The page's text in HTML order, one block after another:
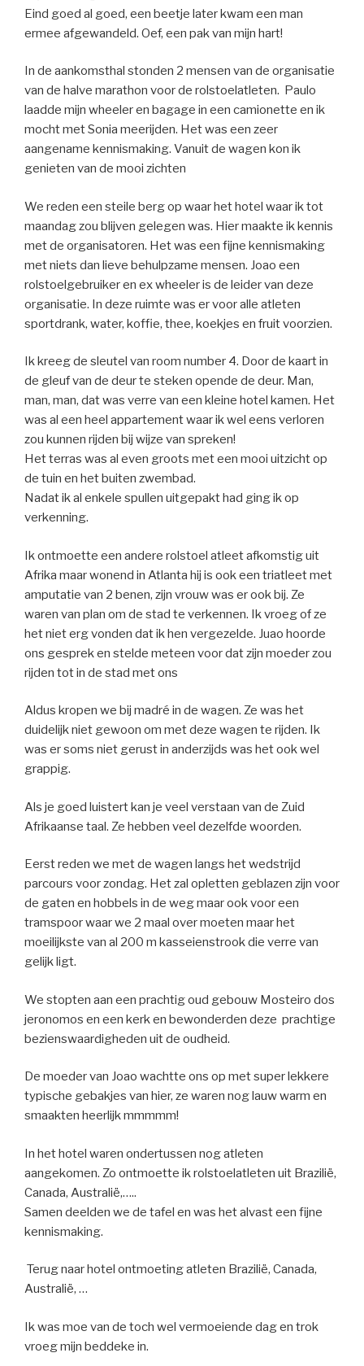
Eind goed al goed, een beetje later kwam een man
ermee afgewandeld. Oef, een pak van mijn hart!
In de aankomsthal stonden 2 mensen van de organisatie
van de halve marathon voor de rolstoelatleten. Paulo
laadde mijn wheeler en bagage in een camionette en ik
mocht met Sonia meerijden. Het was een zeer
aangename kennismaking. Vanuit de wagen kon ik
genieten van de mooi zichten
We reden een steile berg op waar het hotel waar ik tot
maandag zou blijven gelegen was. Hier maakte ik kennis
met de organisatoren. Het was een fijne kennismaking
met niets dan lieve behulpzame mensen. Joao een
rolstoelgebruiker en ex wheeler is de leider van deze
organisatie. In deze ruimte was er voor alle atleten
sportdrank, water, koffie, thee, koekjes en fruit voorzien.
Ik kreeg de sleutel van room number 4. Door de kaart in
de gleuf van de deur te steken opende de deur. Man,
man, man, dat was verre van een kleine hotel kamen. Het
was al een heel appartement waar ik wel eens verloren
zou kunnen rijden bij wijze van spreken!
Het terras was al even groots met een mooi uitzicht op
de tuin en het buiten zwembad.
Nadat ik al enkele spullen uitgepakt had ging ik op
verkenning.
Ik ontmoette een andere rolstoel atleet afkomstig uit
Afrika maar wonend in Atlanta hij is ook een triatleet met
amputatie van 2 benen, zijn vrouw was er ook bij. Ze
waren van plan om de stad te verkennen. Ik vroeg of ze
het niet erg vonden dat ik hen vergezelde. Juao hoorde
ons gesprek en stelde meteen voor dat zijn moeder zou
rijden tot in de stad met ons
Aldus kropen we bij madré in de wagen. Ze was het
duidelijk niet gewoon om met deze wagen te rijden. Ik
was er soms niet gerust in anderzijds was het ook wel
grappig.
Als je goed luistert kan je veel verstaan van de Zuid
Afrikaanse taal. Ze hebben veel dezelfde woorden.
Eerst reden we met de wagen langs het wedstrijd
parcours voor zondag. Het zal opletten geblazen zijn voor
de gaten en hobbels in de weg maar ook voor een
tramspoor waar we 2 maal over moeten maar het
moeilijkste van al 200 m kasseienstrook die verre van
gelijk ligt.
We stopten aan een prachtig oud gebouw Mosteiro dos
jeronomos en een kerk en bewonderden deze prachtige
bezienswaardigheden uit de oudheid.
De moeder van Joao wachtte ons op met super lekkere
typische gebakjes van hier, ze waren nog lauw warm en
smaakten heerlijk mmmmm!
In het hotel waren ondertussen nog atleten
aangekomen. Zo ontmoette ik rolstoelatleten uit Brazilië,
Canada, Australië,…..
Samen deelden we de tafel en was het alvast een fijne
kennismaking.
Terug naar hotel ontmoeting atleten Brazilië, Canada,
Australië, …
Ik was moe van de toch wel vermoeiende dag en trok
vroeg mijn beddeke in.